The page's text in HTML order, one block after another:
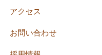
アクセス
お問い合わせ